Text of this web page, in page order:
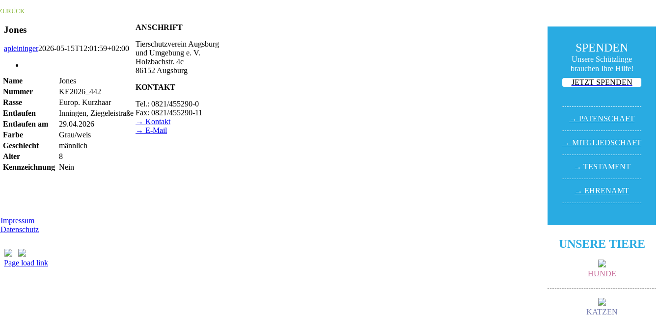
Jones
apleininger2026-05-15T12:01:59+02:00
Name
Jones
Nummer
KE2026_442
Rasse
Europ. Kurzhaar
Entlaufen
Inningen, Ziegeleistraße
Entlaufen am
29.04.2026
Farbe
Grau/weis
Geschlecht
männlich
Alter
8
Kennzeichnung Nein
SPENDEN
Unsere Schützlinge
brauchen Ihre Hilfe!
JETZT SPENDEN
→ PATEN­SCHAFT
→ MITGLIED­SCHAFT
→ TESTA­MENT
→ EHREN­AMT
UNSERE TIERE
HUNDE
KATZEN
ANSCHRIFT
Tierschutzverein Augsburg
und Umgebung e. V.
Holzbachstr. 4c
86152 Augsburg
KONTAKT
Tel.: 0821/455290-0
Fax: 0821/455290-11
→ Kontakt
→ E-Mail
Page load link